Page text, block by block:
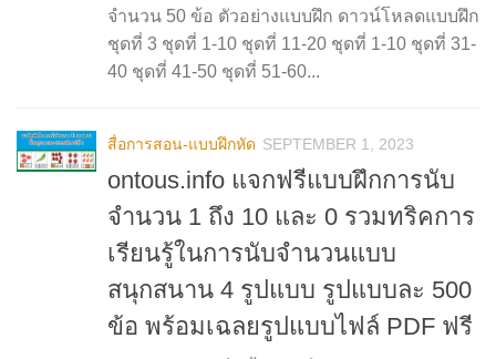
จำนวน 50 ข้อ ตัวอย่างแบบฝึก ดาวน์โหลดแบบฝึก
ชุดที่ 3 ชุดที่ 1-10 ชุดที่ 11-20 ชุดที่ 1-10 ชุดที่ 31-
40 ชุดที่ 41-50 ชุดที่ 51-60...
สื่อการสอน-แบบฝึกหัด SEPTEMBER 1, 2023
ontous.info แจกฟรีแบบฝึกการนับ
จำนวน 1 ถึง 10 และ 0 รวมทริคการ
เรียนรู้ในการนับจำนวนแบบ
สนุกสนาน 4 รูปแบบ รูปแบบละ 500
ข้อ พร้อมเฉลยรูปแบบไฟล์ PDF ฟรี